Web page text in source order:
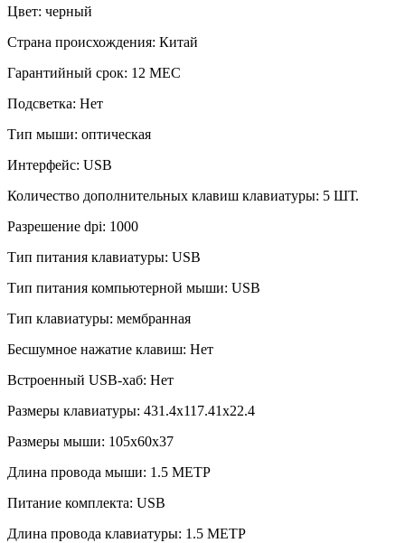
Цвет: черный
Страна происхождения: Китай
Гарантийный срок: 12 МЕС
Подсветка: Нет
Тип мыши: оптическая
Интерфейс: USB
Количество дополнительных клавиш клавиатуры: 5 ШТ.
Разрешение dpi: 1000
Тип питания клавиатуры: USB
Тип питания компьютерной мыши: USB
Тип клавиатуры: мембранная
Бесшумное нажатие клавиш: Нет
Встроенный USB-хаб: Нет
Размеры клавиатуры: 431.4х117.41х22.4
Размеры мыши: 105х60х37
Длина провода мыши: 1.5 МЕТР
Питание комплекта: USB
Длина провода клавиатуры: 1.5 МЕТР